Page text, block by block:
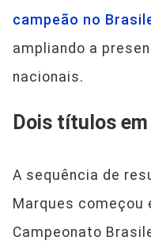
campeão no
ampliando a
nacionais.
Dois títulos
A sequência de
Marques começou
Campeonato